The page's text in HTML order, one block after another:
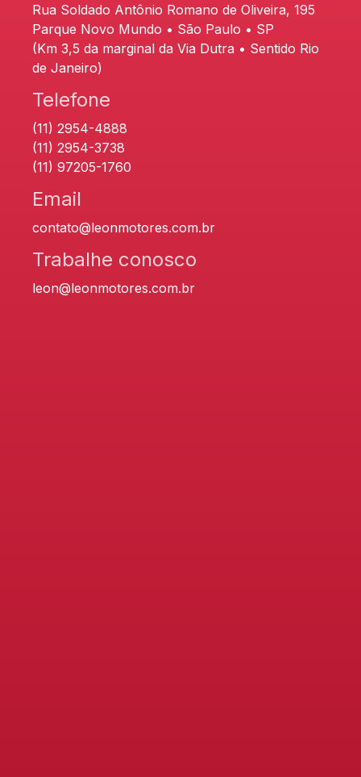
Rua Soldado Antônio Romano de Oliveira, 195
Parque Novo Mundo • São Paulo • SP
(Km 3,5 da marginal da Via Dutra • Sentido Rio
de Janeiro)
Telefone
(11) 2954-4888
(11) 2954-3738
(11) 97205-1760
Email
contato@leonmotores.com.br
Trabalhe conosco
leon@leonmotores.com.br